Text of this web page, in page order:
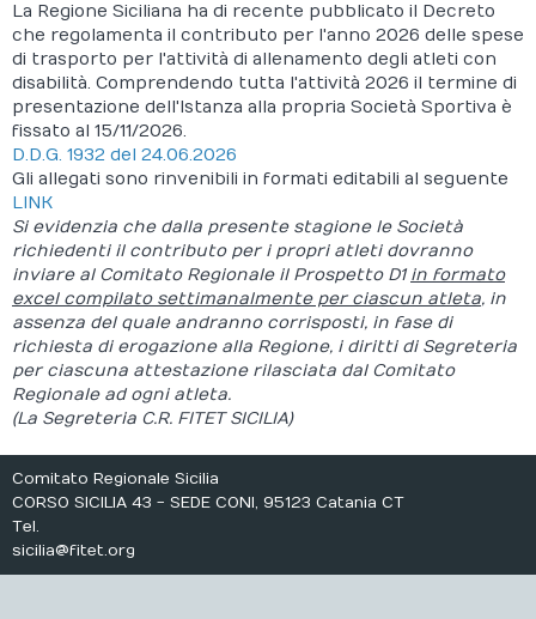
Campionati
Eventi
Documenti
La Regione Siciliana ha di recente pubblicato il Decreto
che regolamenta il contributo per l'anno 2026 delle spese
di trasporto per l'attività di allenamento degli atleti con
disabilità. Comprendendo tutta l'attività 2026 il termine di
presentazione dell'Istanza alla propria Società Sportiva è
fissato al 15/11/2026.
D.D.G. 1932 del 24.06.2026
Gli allegati sono rinvenibili in formati editabili al seguente
LINK
Si evidenzia che dalla presente stagione le Società
richiedenti il contributo per i propri atleti dovranno
inviare al Comitato Regionale il Prospetto D1in formato
excel compilato settimanalmente per ciascun atleta, in
assenza del quale andranno corrisposti, in fase di
richiesta di erogazione alla Regione, i diritti di Segreteria
per ciascuna attestazione rilasciata dal Comitato
Regionale ad ogni atleta.
(La Segreteria C.R. FITET SICILIA)
Comitato Regionale Sicilia
CORSO SICILIA 43 - SEDE CONI, 95123 Catania CT
Tel.
sicilia@fitet.org